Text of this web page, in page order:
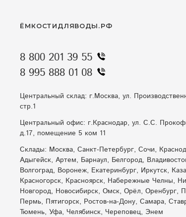
ЁМКОСТИДЛЯВОДЫ.РФ
8 800 201 39 55
8 995 888 01 08
Центральный склад: г.Москва, ул.
стр.1
Центральный офис: г.Краснодар, ул. С.С.
д.17, помещение 5 ком 11
Склады: Москва, Санкт-Петербург, Сочи,
Адыгейск, Артем, Барнаул, Белгород,
Волгоград, Воронеж, Екатеринбург, Иркутск,
Красногорск, Красноярск, Набережные Челны,
Новгород, Новосибирск, Омск, Орёл, Оренбург,
Пермь, Пятигорск, Ростов-на-Дону, Самара,
Тюмень, Уфа, Челябинск, Череповец, Энем